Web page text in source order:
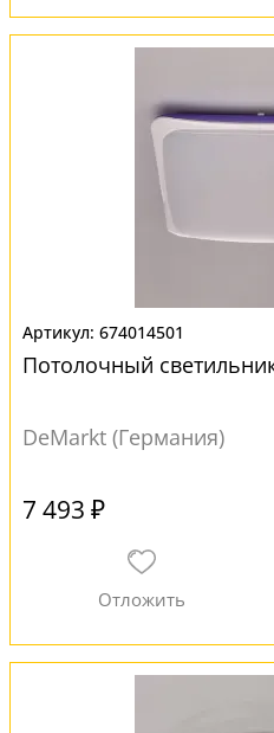
674014501
Потолочный
DeMarkt (Германия)
7 493 ₽